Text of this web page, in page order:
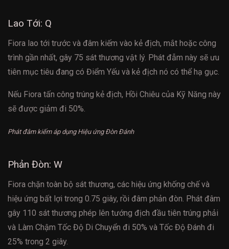
Lao Tới: Q
Fiora lao tới trước và đâm kiếm vào kẻ địch, mắt hoặc công
trình gần nhất, gây 75 sát thương vật lý. Phát đẫm này sẽ ưu
tiên mục tiêu đang có Điểm Yếu và kẻ địch nó có thể hạ gục.
Nếu Fiora tấn công trúng kẻ địch, Hồi Chiêu của Kỹ Năng này
sẽ được giảm đi 50%.
Phát đâm kiếm áp dụng Hiệu ứng Đòn Đánh
Phản Đòn: W
Fiora chặn toàn bộ sát thương, các hiệu ứng khống chế và
hiệu ứng bất lợi trong 0.75 giây, rồi đâm phản đòn. Phát đâm
gây 110 sát thương phép lên tướng địch đầu tiên trúng phải
và Làm Chậm Tốc Độ Di Chuyển đi 50% và Tốc Độ Đánh đi
25% trong 2 giây.